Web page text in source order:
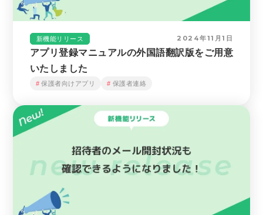
新機能リリース 2024年11月1日
アプリ登録マニュアルの外国語翻訳版をご用意
いたしました
保護者向けアプリ 保護者連絡